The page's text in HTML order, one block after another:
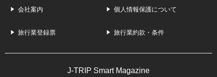
会社案内 個人情報保護について
旅行業登録票 旅行業約款・条件
J-TRIP Smart Magazine